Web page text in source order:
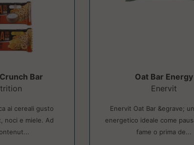
Bar
ai cereali gusto
noci e miele. Ad
Oat Bar Energy
Enervit
Enervit Oat Bar &egrave;
energetico ideale come
fame o prima de...